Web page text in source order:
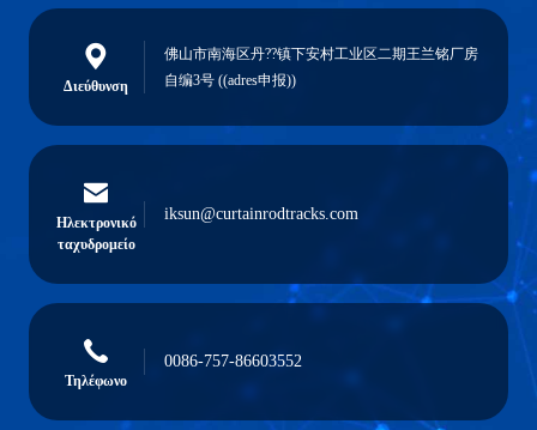
Διεύθυνση
佛山市南海区丹??镇下安村工业区二期王兰铭厂房
自编3号 ((adres申报))
Ηλεκτρονικό
ταχυδρομείο
iksun@curtainrodtracks.com
Τηλέφωνο
0086-757-86603552